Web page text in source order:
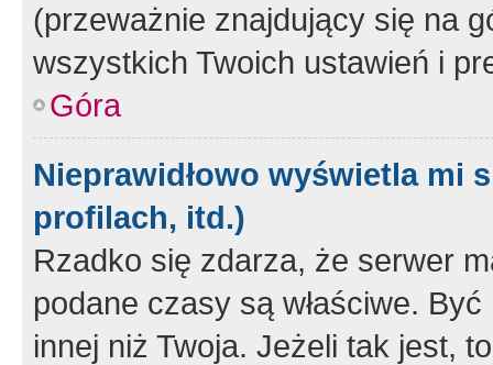
(przeważnie znajdujący się na
wszystkich Twoich ustawień i
Góra
Nieprawidłowo wyświetla mi
profilach, itd.)
Rzadko się zdarza, że serwer
podane czasy są właściwe.
innej niż Twoja. Jeżeli tak jest,